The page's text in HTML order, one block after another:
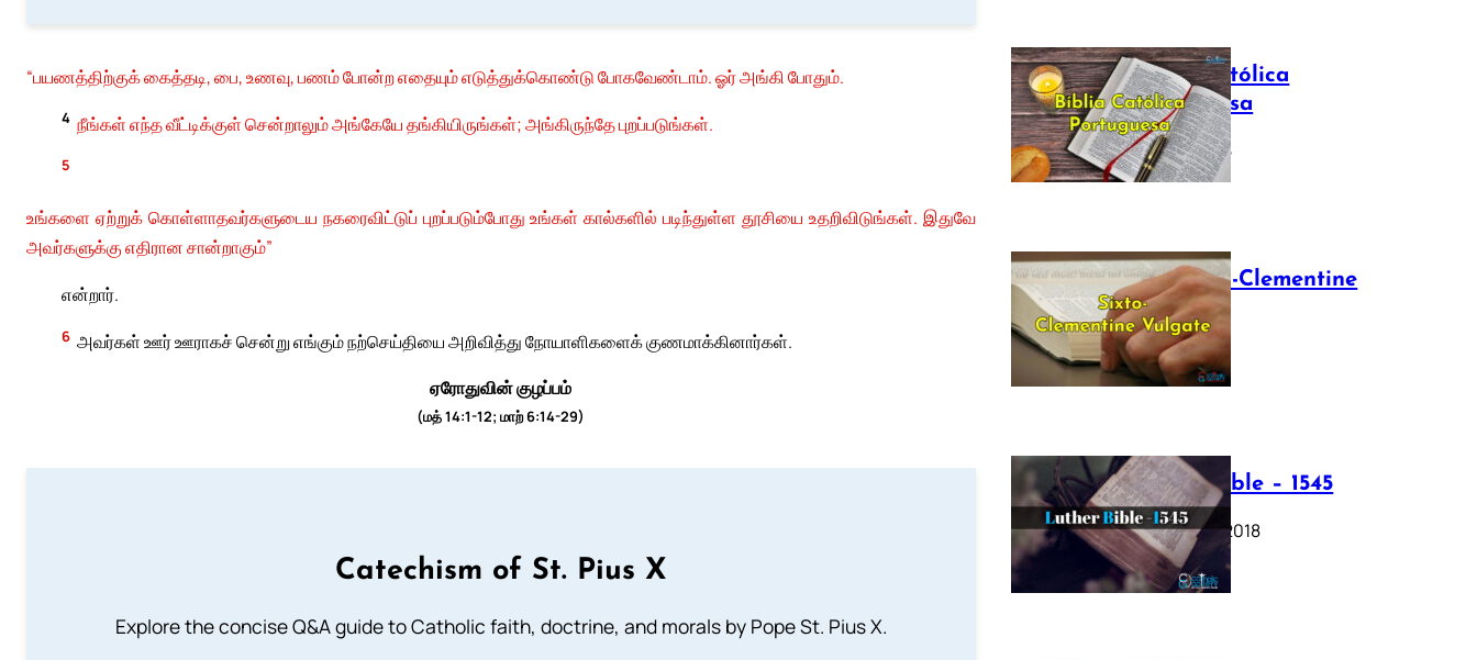
“பயணத்திற்குக் கைத்தடி, பை, உணவு, பணம் போன்ற எதையும் எடுத்துக்கொண்டு போகவேண்டாம். ஓர் அங்கி போதும்.
4 நீங்கள் எந்த வீட்டிக்குள் சென்றாலும் அங்கேயே தங்கியிருங்கள்; அங்கிருந்தே புறப்படுங்கள்.
5
உங்களை ஏற்றுக் கொள்ளாதவர்களுடைய நகரைவிட்டுப் புறப்படும்போது உங்கள் கால்களில் படிந்துள்ள தூசியை உதறிவிடுங்கள். இதுவே
அவர்களுக்கு எதிரான சான்றாகும்”
என்றார்.
6 அவர்கள் ஊர் ஊராகச் சென்று எங்கும் நற்செய்தியை அறிவித்து நோயாளிகளைக் குணமாக்கினார்கள்.
ஏரோதுவின் குழப்பம்
(மத் 14:1-12; மாற் 6:14-29)
Catechism of St. Pius X
Explore the concise Q&A guide to Catholic faith, doctrine, and morals by Pope St. Pius X.
Bíblia Católica
Portuguesa
July 16, 2025
The Sixto-Clementine
Vulgate
July 12, 2025
Luther Bible – 1545
October 17, 2018